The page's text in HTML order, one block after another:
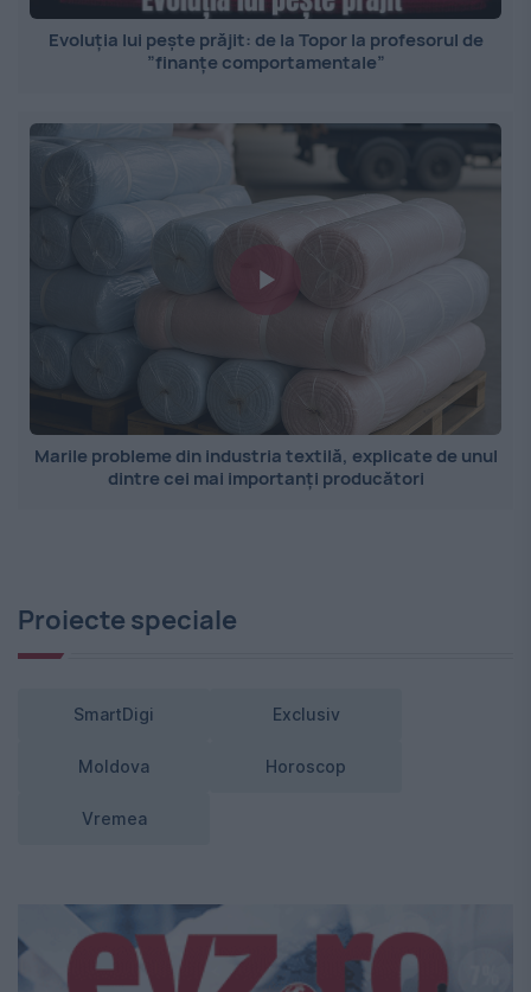
Evoluția lui pește prăjit: de la Topor la profesorul de
”finanțe comportamentale”
Marile probleme din industria textilă, explicate de unul
dintre cei mai importanți producători
Proiecte speciale
SmartDigi Exclusiv
Moldova Horoscop
Vremea